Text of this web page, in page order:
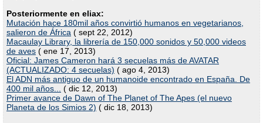
Posteriormente en eliax:
Mutación hace 180mil años convirtió humanos en vegetarianos,
salieron de África ( sept 22, 2012)
Macaulay Library, la librería de 150,000 sonidos y 50,000 videos
de aves ( ene 17, 2013)
Oficial: James Cameron hará 3 secuelas más de AVATAR
(ACTUALIZADO: 4 secuelas) ( ago 4, 2013)
El ADN más antiguo de un humanoide encontrado en España. De
400 mil años...
( dic 12, 2013)
Primer avance de Dawn of The Planet of The Apes (el nuevo
Planeta de los Simios 2) ( dic 18, 2013)